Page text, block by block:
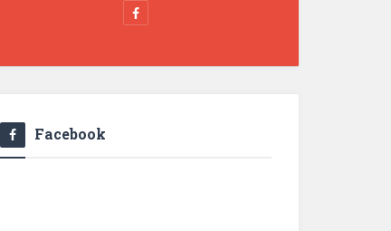
Facebook